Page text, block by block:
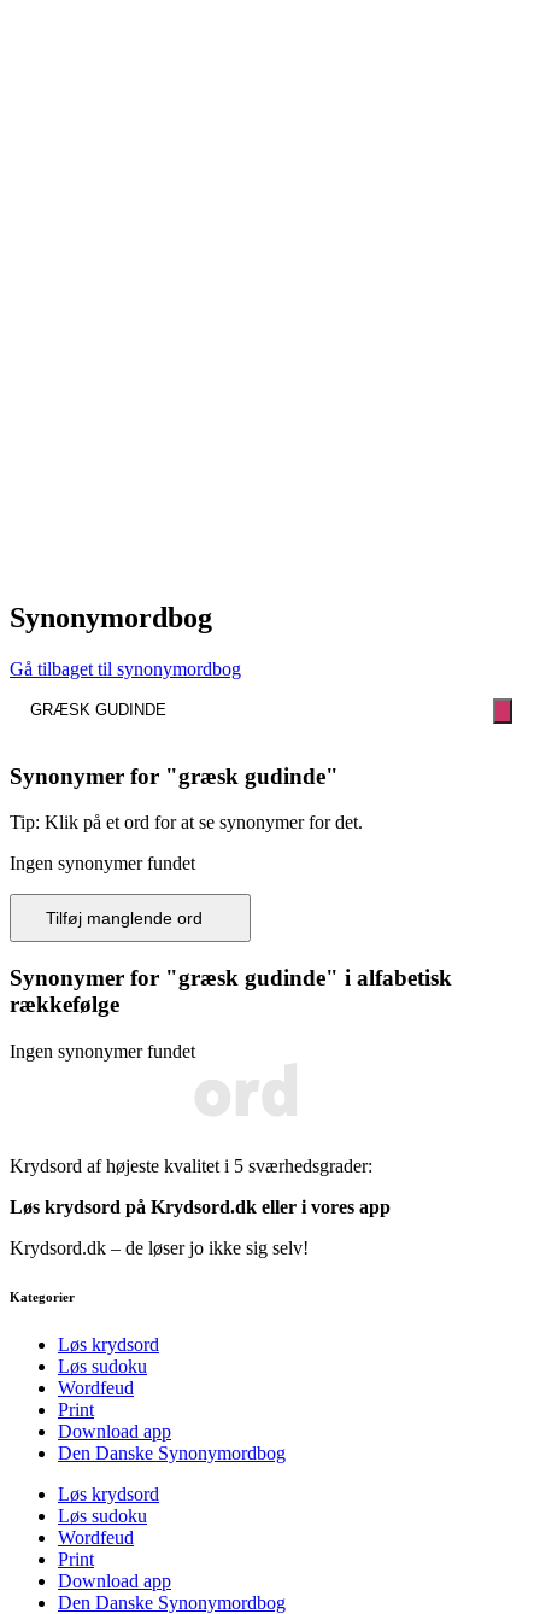
Synonymordbog
Gå tilbaget til synonymordbog
Synonymer for "græsk gudinde"
Tip: Klik på et ord for at se synonymer for det.
Ingen synonymer fundet
Tilføj manglende ord
Synonymer for "græsk gudinde" i alfabetisk
rækkefølge
Ingen synonymer fundet
Krydsord af højeste kvalitet i 5 sværhedsgrader:
Løs krydsord på Krydsord.dk eller i vores app
Krydsord.dk – de løser jo ikke sig selv!
Kategorier
Løs krydsord
Løs sudoku
Wordfeud
Print
Download app
Den Danske Synonymordbog
Løs krydsord
Løs sudoku
Wordfeud
Print
Download app
Den Danske Synonymordbog